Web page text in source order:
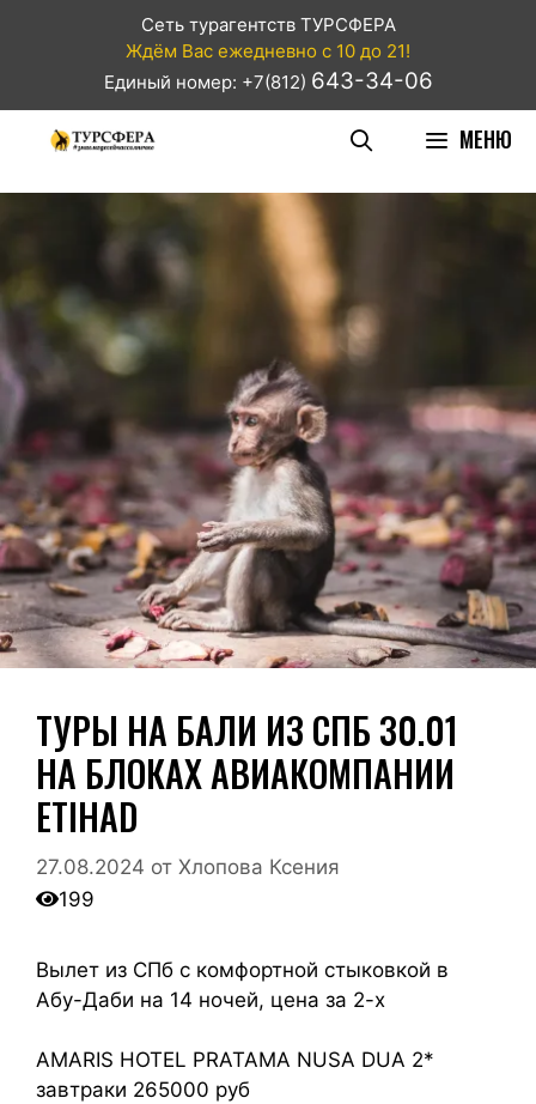
Сеть турагентств ТУРСФЕРА
Ждём Вас ежедневно с 10 до 21!
Единый номер: +7(812) 643-34-06
МЕНЮ
ТУРЫ НА БАЛИ ИЗ СПБ 30.01
НА БЛОКАХ АВИАКОМПАНИИ
ETIHAD
27.08.2024 от Хлопова Ксения
199
Вылет из СПб с комфортной стыковкой в
Абу-Даби на 14 ночей, цена за 2-х
AMARIS HOTEL PRATAMA NUSA DUA 2*
завтраки 265000 руб